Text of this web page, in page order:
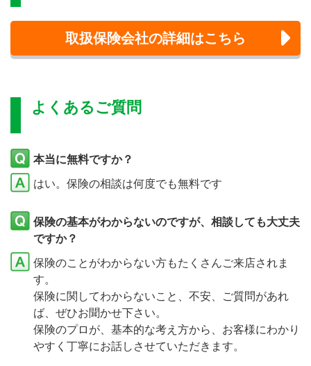
取扱保険会社の詳細はこちら
よくあるご質問
本当に無料ですか？
はい。保険の相談は何度でも無料です
保険の基本がわからないのですが、相談しても大丈夫
ですか？
保険のことがわからない方もたくさんご来店されま
す。
保険に関してわからないこと、不安、ご質問があれ
ば、ぜひお聞かせ下さい。
保険のプロが、基本的な考え方から、お客様にわかり
やすく丁寧にお話しさせていただきます。